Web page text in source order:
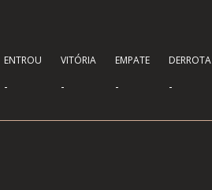
ENTROU VITÓRIA EMPATE DERROTA
- - - -